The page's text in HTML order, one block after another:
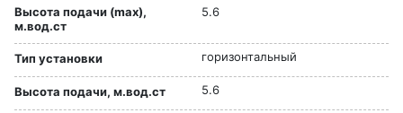
Высота подачи (max),
м.вод.ст
5.6
Тип установки горизонтальный
Высота подачи, м.вод.ст 5.6